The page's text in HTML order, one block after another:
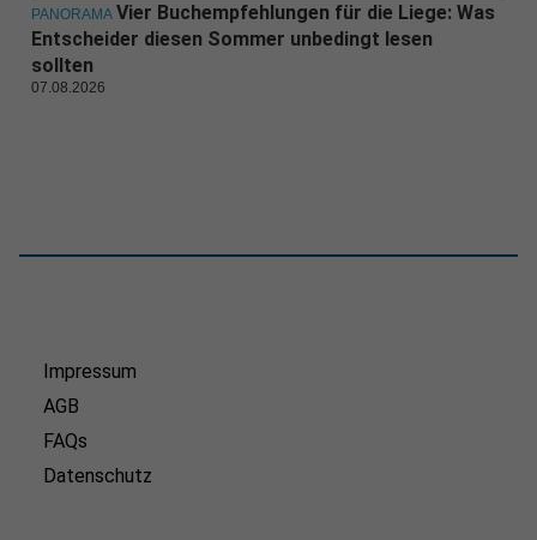
PANORAMA Vier Buchempfehlungen für die Liege: Was
Entscheider diesen Sommer unbedingt lesen
sollten
07.08.2026
Impressum
AGB
FAQs
Datenschutz